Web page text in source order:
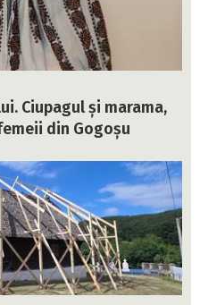
Ciupagul și marama,
din Gogoșu